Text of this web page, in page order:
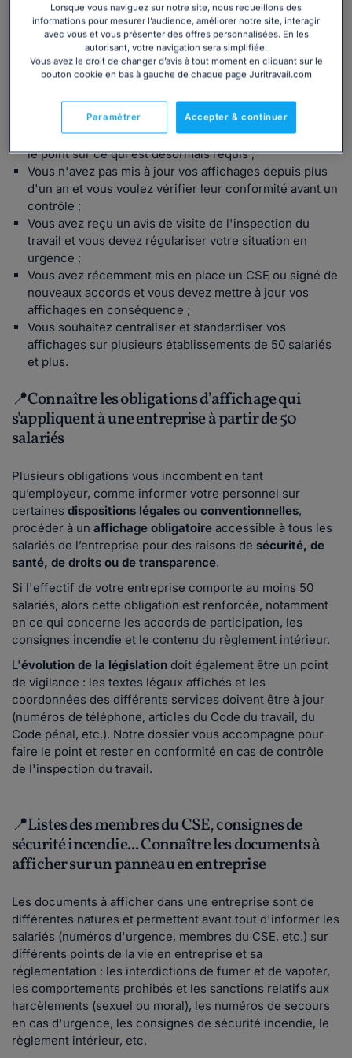
Dans quel cas utiliser ce dossier ?
Ce dossier est fait pour vous si vous êtes dans l'une de
Vous venez de franchir le seuil de 50 salariés et vos
obligations d'affichage se renforcent, vous devez faire
le point sur ce qui est désormais requis ;
Vous n'avez pas mis à jour vos affichages depuis plus
d'un an et vous voulez vérifier leur conformité avant un
contrôle ;
Vous avez reçu un avis de visite de l'inspection du
travail et vous devez régulariser votre situation en
urgence ;
Vous avez récemment mis en place un CSE ou signé de
nouveaux accords et vous devez mettre à jour vos
affichages en conséquence ;
Vous souhaitez centraliser et standardiser vos
affichages sur plusieurs établissements de 50 salariés
et plus.
📍Connaître les obligations d'affichage qui
s'appliquent à une entreprise à partir de 50
salariés
Plusieurs obligations vous incombent en tant
qu’employeur, comme informer votre personnel sur
certaines dispositions légales ou conventionnelles,
procéder à un affichage obligatoire accessible à tous les
salariés de l’entreprise pour des raisons de sécurité, de
santé, de droits ou de transparence.
Si l'effectif de votre entreprise comporte au moins 50
salariés, alors cette obligation est renforcée, notamment
en ce qui concerne les accords de participation, les
consignes incendie et le contenu du règlement intérieur.
L'évolution de la législation doit également être un point
de vigilance : les textes légaux affichés et les
coordonnées des différents services doivent être à jour
(numéros de téléphone, articles du Code du travail, du
Code pénal, etc.). Notre dossier vous accompagne pour
faire le point et rester en conformité en cas de contrôle
de l'inspection du travail.
📍Listes des membres du CSE, consignes de
sécurité incendie... Connaître les documents à
afficher sur un panneau en entreprise
Les documents à afficher dans une entreprise sont de
différentes natures et permettent avant tout d'informer les
salariés (numéros d'urgence, membres du CSE, etc.) sur
différents points de la vie en entreprise et sa
réglementation : les interdictions de fumer et de vapoter,
les comportements prohibés et les sanctions relatifs aux
harcèlements (sexuel ou moral), les numéros de secours
en cas d'urgence, les consignes de sécurité incendie, le
règlement intérieur, etc.
Lorsque vous naviguez sur notre site, nous recueillons des
informations pour mesurer l’audience, améliorer notre site, interagir
avec vous et vous présenter des offres personnalisées. En les
autorisant, votre navigation sera simplifiée.
Vous avez le droit de changer d’avis à tout moment en cliquant sur le
bouton cookie en bas à gauche de chaque page Juritravail.com
Accepter & continuer
Paramétrer